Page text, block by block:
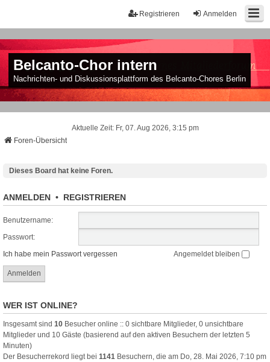
Anmelden
Registrieren
Belcanto-Chor intern
Nachrichten- und Diskussionsplattform des Belcanto-Chores Berlin
Aktuelle Zeit: Fr, 07. Aug 2026, 3:15 pm
Foren-Übersicht
Dieses Board hat keine Foren.
ANMELDEN • REGISTRIEREN
Benutzername:
Passwort:
Ich habe mein Passwort vergessen
Angemeldet bleiben
WER IST ONLINE?
Insgesamt sind 10 Besucher online :: 0 sichtbare Mitglieder, 0 unsichtbare
Mitglieder und 10 Gäste (basierend auf den aktiven Besuchern der letzten 5
Minuten)
Der Besucherrekord liegt bei 1141 Besuchern, die am Do, 28. Mai 2026, 7:10 pm